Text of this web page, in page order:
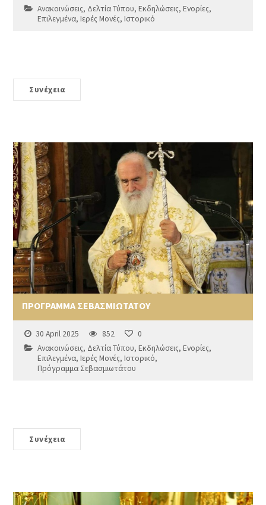
Ανακοινώσεις, Δελτία Τύπου,Εκδηλώσεις,Ενορίες,
Επιλεγμένα,Ιερές Μονές,Ιστορικό
Συνέχεια
ΠΡΟΓΡΑΜΜΑ ΣΕΒΑΣΜΙΩΤΑΤΟΥ
30 April 2025 852
0
Ανακοινώσεις, Δελτία Τύπου,Εκδηλώσεις,Ενορίες,
Επιλεγμένα,Ιερές Μονές,Ιστορικό,
Πρόγραμμα Σεβασμιωτάτου
Συνέχεια